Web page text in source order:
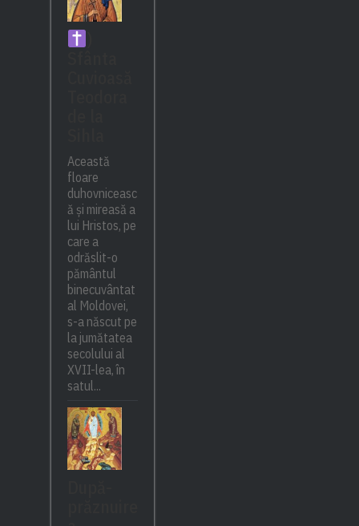
Această
floare
duhovniceasc
ă și mireasă a
lui Hristos, pe
care a
odrăslit-o
pământul
binecuvântat
al Moldovei,
s-a născut pe
la jumătatea
secolului al
XVII-lea, în
satul...